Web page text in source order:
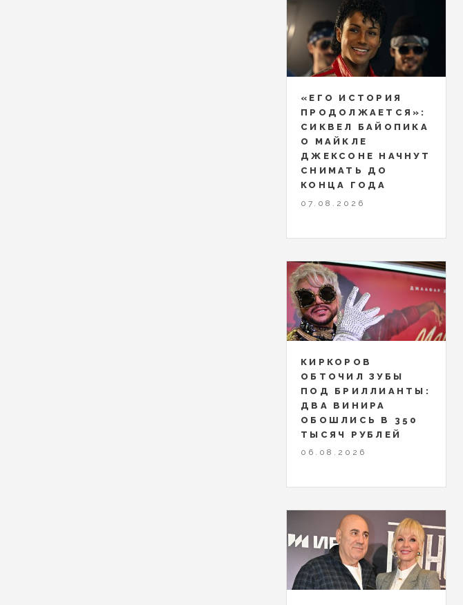
«ЕГО ИСТОРИЯ
ПРОДОЛЖАЕТСЯ»:
СИКВЕЛ БАЙОПИКА
О МАЙКЛЕ
ДЖЕКСОНЕ НАЧНУТ
СНИМАТЬ ДО
КОНЦА ГОДА
07.08.2026
КИРКОРОВ
ОБТОЧИЛ ЗУБЫ
ПОД БРИЛЛИАНТЫ:
ДВА ВИНИРА
ОБОШЛИСЬ В 350
ТЫСЯЧ РУБЛЕЙ
06.08.2026